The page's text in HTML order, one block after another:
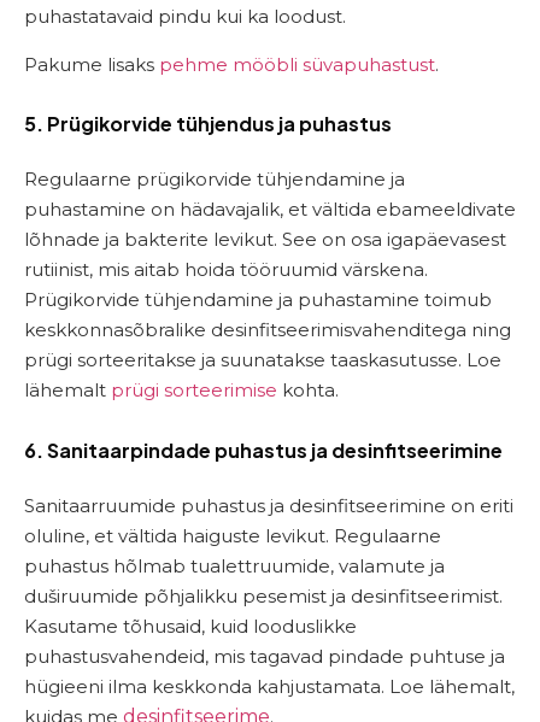
puhastatavaid pindu kui ka loodust.
Pakume lisaks pehme mööbli süvapuhastust.
5. Prügikorvide tühjendus ja puhastus
Regulaarne prügikorvide tühjendamine ja
puhastamine on hädavajalik, et vältida ebameeldivate
lõhnade ja bakterite levikut. See on osa igapäevasest
rutiinist, mis aitab hoida tööruumid värskena.
Prügikorvide tühjendamine ja puhastamine toimub
keskkonnasõbralike desinfitseerimisvahenditega ning
prügi sorteeritakse ja suunatakse taaskasutusse. Loe
lähemalt prügi sorteerimise kohta.
6. Sanitaarpindade puhastus ja desinfitseerimine
Sanitaarruumide puhastus ja desinfitseerimine on eriti
oluline, et vältida haiguste levikut. Regulaarne
puhastus hõlmab tualettruumide, valamute ja
duširuumide põhjalikku pesemist ja desinfitseerimist.
Kasutame tõhusaid, kuid looduslikke
puhastusvahendeid, mis tagavad pindade puhtuse ja
hügieeni ilma keskkonda kahjustamata. Loe lähemalt,
kuidas me desinfitseerime.